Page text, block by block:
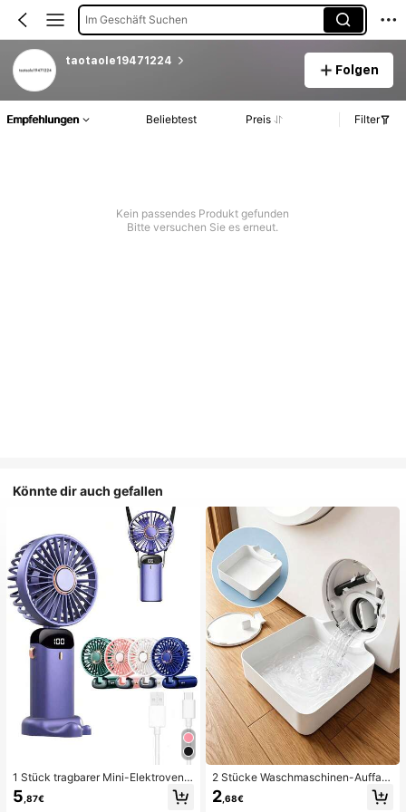
Im Geschäft Suchen
taotaole19471224
Folgen
Empfehlungen Beliebtest Preis Filter
Kein passendes Produkt gefunden
Bitte versuchen Sie es erneut.
Könnte dir auch gefallen
1 Stück tragbarer Mini-Elektroventil
ator, tragbarer USB-aufladbarer Ve
ntilator, Nackenventilator, USB-Ven
5 ,87€
2 Stücke Waschmaschinen-Auffan
gwanne Tropfschale, wasserdichte
Bodenschutzmatte für Waschraum,
2 ,68€